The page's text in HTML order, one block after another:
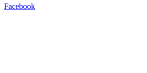
Facebook